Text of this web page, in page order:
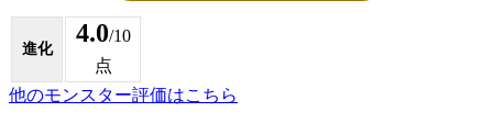
進化
4.0/10
点
他のモンスター評価はこちら